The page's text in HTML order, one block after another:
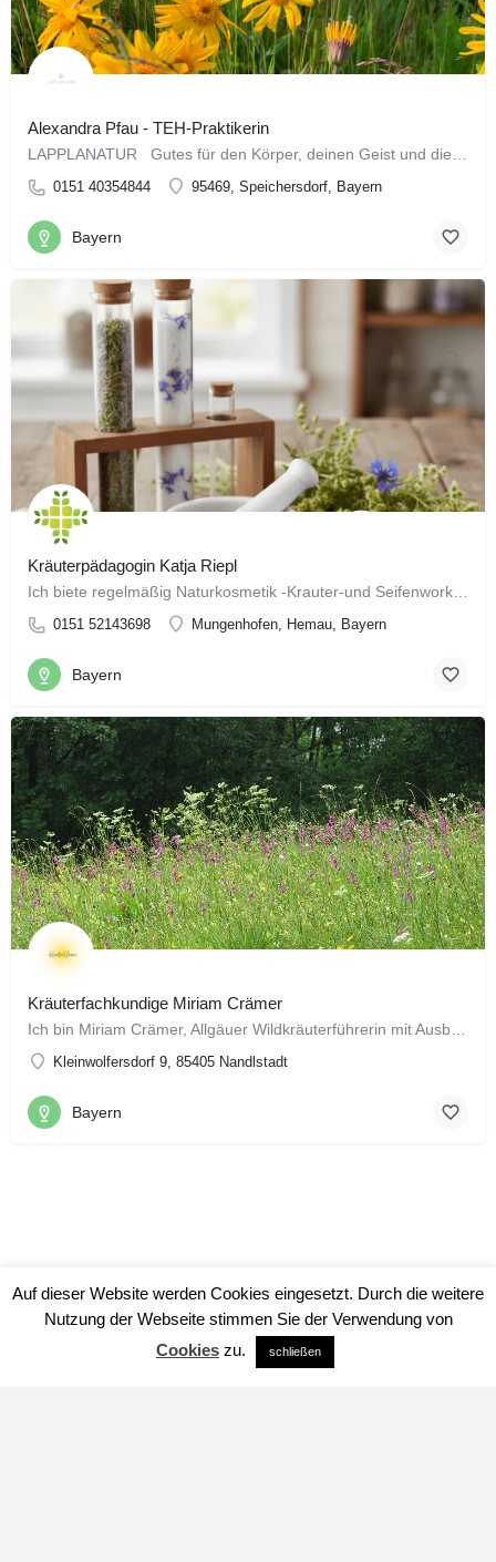
Alexandra Pfau - TEH-Praktikerin
0151 40354844 95469, Speichersdorf, Bayern
Bayern
Kräuterpädagogin Katja Riepl
0151 52143698 Mungenhofen, Hemau, Bayern
Bayern
Kräuterfachkundige Miriam Crämer
Kleinwolfersdorf 9, 85405 Nandlstadt
Bayern
Auf dieser Website werden Cookies eingesetzt. Durch die weitere
Nutzung der Webseite stimmen Sie der Verwendung von
Cookies zu. schließen